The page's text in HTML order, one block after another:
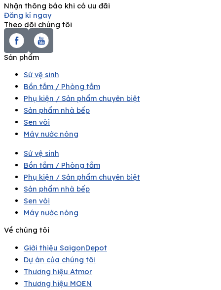
Nhận thông báo khi có ưu đãi
Đăng kí ngay
Theo dõi chúng tôi
Sản phẩm
Sứ vệ sinh
Bồn tắm / Phòng tắm
Phụ kiện / Sản phẩm chuyên biệt
Sản phẩm nhà bếp
Sen vòi
Máy nước nóng
Sứ vệ sinh
Bồn tắm / Phòng tắm
Phụ kiện / Sản phẩm chuyên biệt
Sản phẩm nhà bếp
Sen vòi
Máy nước nóng
Về chúng tôi
Giới thiệu SaigonDepot
Dự án của chúng tôi
Thương hiệu Atmor
Thương hiệu MOEN